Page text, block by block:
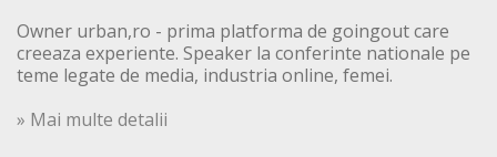
Owner urban,ro - prima platforma de goingout care
creeaza experiente. Speaker la conferinte nationale pe
teme legate de media, industria online, femei.
» Mai multe detalii